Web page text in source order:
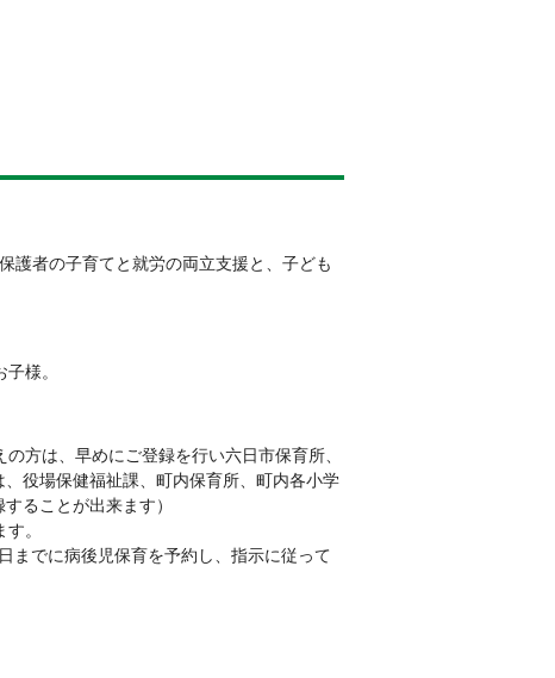
護者の子育てと就労の両立支援と、子ども
様。
方は、早めにご登録を行い六日市保育所、
役場保健福祉課、町内保育所、町内各小学
ることが出来ます）
。
までに病後児保育を予約し、指示に従って